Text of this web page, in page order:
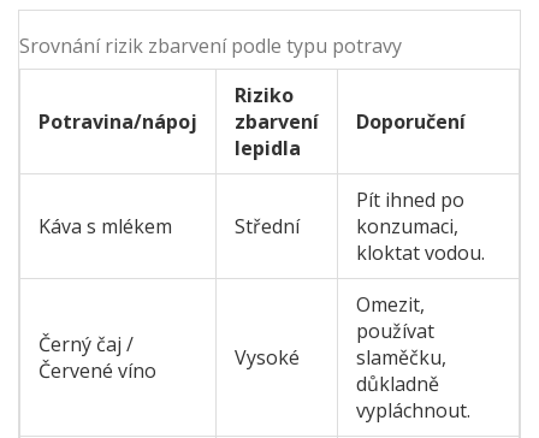
Srovnání rizik zbarvení podle typu potravy
Potravina/nápoj
Riziko
zbarvení
lepidla
Doporučení
Káva s mlékem Střední
Pít ihned po
konzumaci,
kloktat vodou.
Černý čaj /
Červené víno
Vysoké
Omezit,
používat
slaměčku,
důkladně
vypláchnout.